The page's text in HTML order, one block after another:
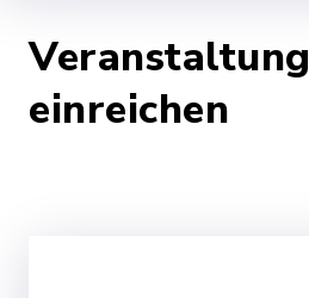
Veranstaltung
einreichen